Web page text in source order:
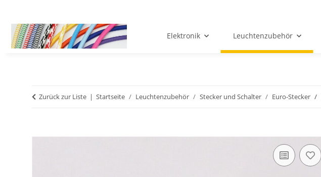
Elektronik Leuchtenzubehör
Zurück zur Liste Startseite Leuchtenzubehör Stecker und Schalter Euro-Stecker